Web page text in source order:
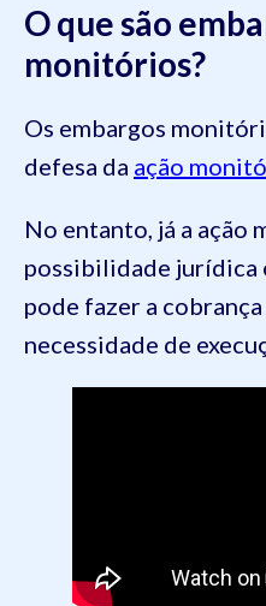
O que são
monitórios?
Os embargos
defesa da ação
No entanto, já a ação
possibilidade jurídica
pode fazer a
necessidade de